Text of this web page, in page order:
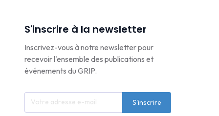
S'inscrire à la newsletter
Inscrivez-vous à notre newsletter pour
recevoir l'ensemble des publications et
événements du GRIP.
S'inscrire